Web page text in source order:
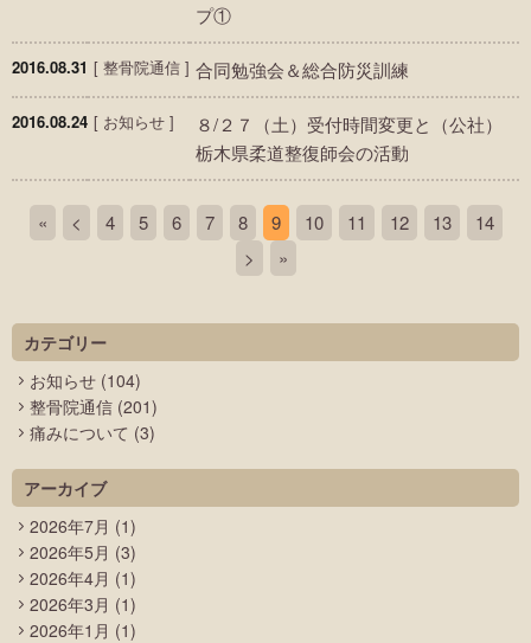
プ①
2016.08.31 [ 整骨院通信 ] 合同勉強会＆総合防災訓練
2016.08.24 [ お知らせ ]
８/２７（土）受付時間変更と（公社）
栃木県柔道整復師会の活動
« < 4 5 6 7 8 9 10 11 12 13
14
>
»
カテゴリー
お知らせ (104)
整骨院通信 (201)
痛みについて (3)
アーカイブ
2026年7月 (1)
2026年5月 (3)
2026年4月 (1)
2026年3月 (1)
2026年1月 (1)